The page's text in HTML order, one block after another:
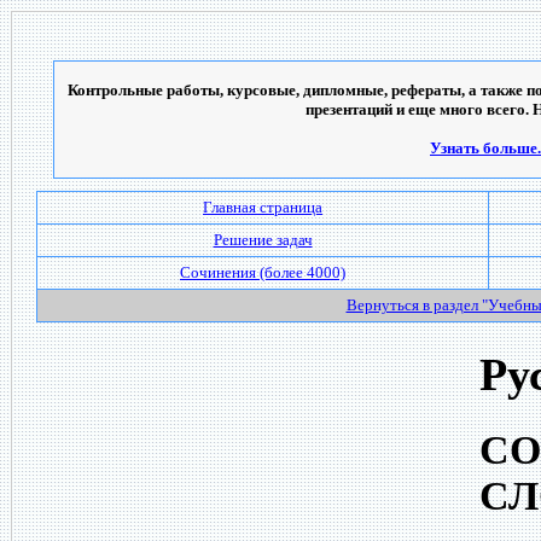
Контрольные работы, курсовые, дипломные, рефераты, а также
презентаций и еще много всего.
Узнать
Главная страница
Решение задач
Сочинения (более 4000)
Вернуться в раздел